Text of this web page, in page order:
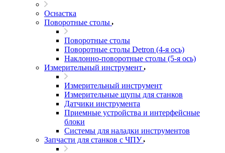
Оснастка
Поворотные столы
Поворотные столы
Поворотные столы Detron (4-я ось)
Наклонно-поворотные столы (5-я ось)
Измерительный инструмент
Измерительный инструмент
Измерительные щупы для станков
Датчики инструмента
Приемные устройства и интерфейсные
блоки
Системы для наладки инструментов
Запчасти для станков с ЧПУ